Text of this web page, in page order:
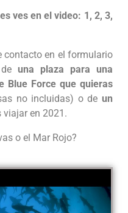
ves en el video: 1, 2, 3,
contacto en el formulario
una plaza para una
Blue Force que quieras
no incluidas) o de un
viajar en 2021.
o el Mar Rojo?